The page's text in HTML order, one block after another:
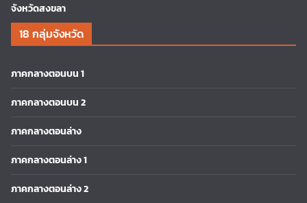
จังหวัดสงขลา
18 กลุ่มจังหวัด
ภาคกลางตอนบน 1
ภาคกลางตอนบน 2
ภาคกลางตอนล่าง
ภาคกลางตอนล่าง 1
ภาคกลางตอนล่าง 2